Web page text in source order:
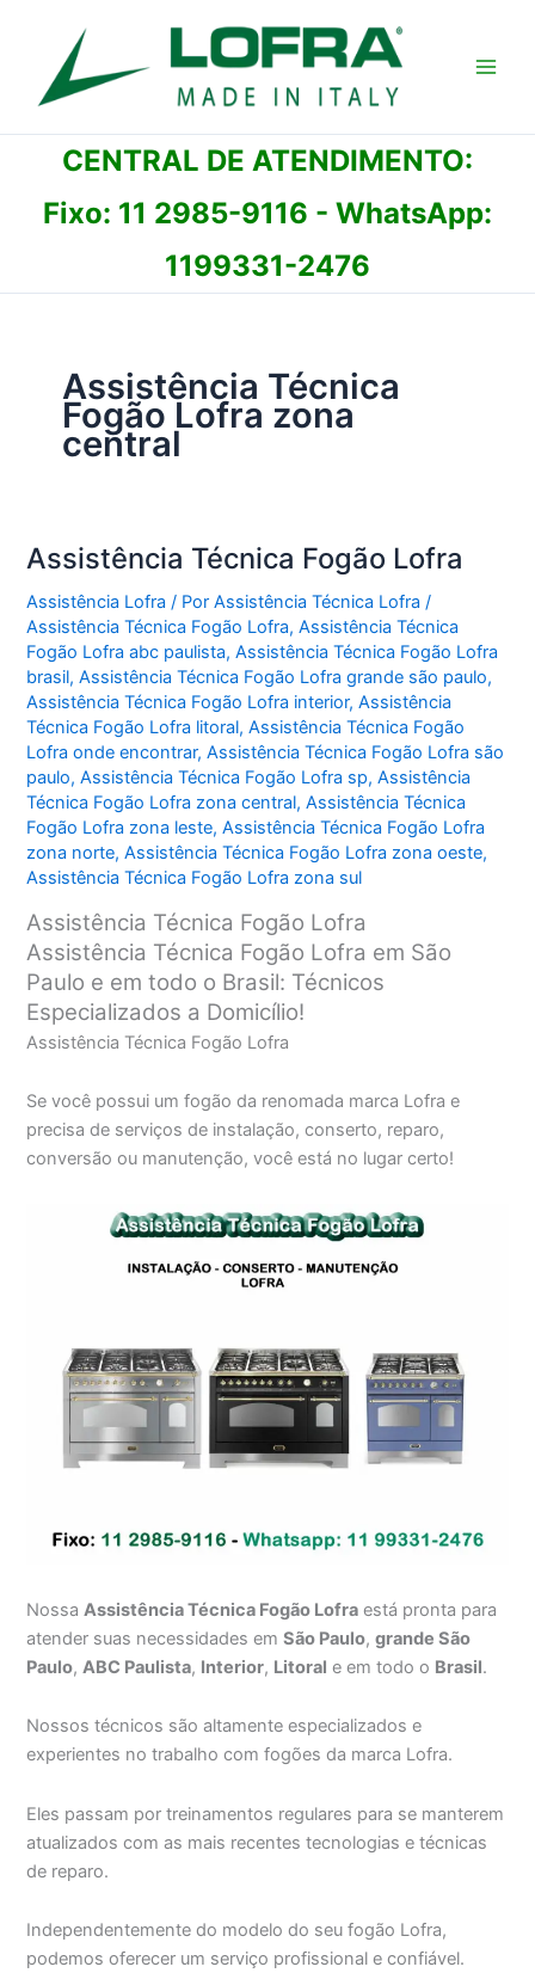
conteúdo
CENTRAL DE ATENDIMENTO:
Fixo: 11 2985-9116 - WhatsApp:
1199331-2476
Assistência Técnica
Fogão Lofra zona
central
Assistência Técnica Fogão Lofra
Assistência Lofra / PorAssistência Técnica Lofra/
Assistência Técnica Fogão Lofra,Assistência Técnica
Fogão Lofra abc paulista,Assistência Técnica Fogão Lofra
brasil,Assistência Técnica Fogão Lofra grande são paulo,
Assistência Técnica Fogão Lofra interior,Assistência
Técnica Fogão Lofra litoral,Assistência Técnica Fogão
Lofra onde encontrar,Assistência Técnica Fogão Lofra são
paulo,Assistência Técnica Fogão Lofra sp,Assistência
Técnica Fogão Lofra zona central,Assistência Técnica
Fogão Lofra zona leste,Assistência Técnica Fogão Lofra
zona norte,Assistência Técnica Fogão Lofra zona oeste,
Assistência Técnica Fogão Lofra zona sul
Assistência Técnica Fogão Lofra
Assistência Técnica Fogão Lofra em São
Paulo e em todo o Brasil: Técnicos
Especializados a Domicílio!
Assistência Técnica Fogão Lofra
Se você possui um fogão da renomada marca Lofra e
precisa de serviços de instalação, conserto, reparo,
conversão ou manutenção, você está no lugar certo!
NossaAssistência Técnica Fogão Lofra está pronta para
atender suas necessidades emSão Paulo,grande São
Paulo,ABC Paulista, Interior, Litoral e em todo o Brasil.
Nossos técnicos são altamente especializados e
experientes no trabalho com fogões da marca Lofra.
Eles passam por treinamentos regulares para se manterem
atualizados com as mais recentes tecnologias e técnicas
de reparo.
Independentemente do modelo do seu fogão Lofra,
podemos oferecer um serviço profissional e confiável.